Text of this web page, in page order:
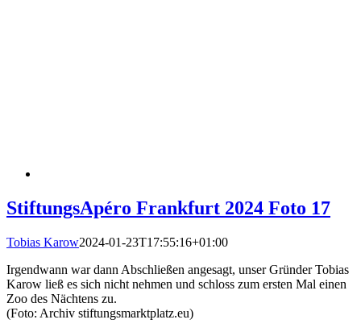
StiftungsApéro Frankfurt 2024 Foto 17
Tobias Karow2024-01-23T17:55:16+01:00
Irgendwann war dann Abschließen angesagt, unser Gründer Tobias
Karow ließ es sich nicht nehmen und schloss zum ersten Mal einen
Zoo des Nächtens zu.
(Foto: Archiv stiftungsmarktplatz.eu)